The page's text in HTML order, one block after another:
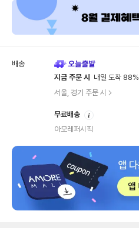
배송
지금 주문 시
내일 도착 88%
서울, 경기 주문 시
무료배송
아모레퍼시픽